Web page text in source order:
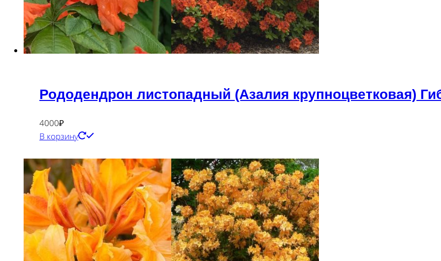
Рододендрон листопадный (Азалия крупноцветковая)
4000₽
В корзину